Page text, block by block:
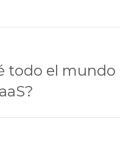
todo el mundo